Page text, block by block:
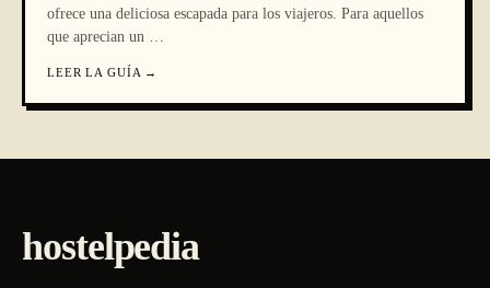
ofrece una deliciosa escapada para los viajeros. Para aquellos
que aprecian un …
LEER LA GUÍA →
hostelpedia